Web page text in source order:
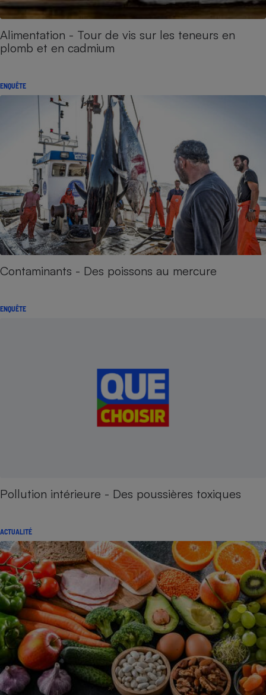
Alimentation - Tour de vis sur les teneurs en
plomb et en cadmium
ENQUÊTE
Contaminants - Des poissons au mercure
ENQUÊTE
Pollution intérieure - Des poussières toxiques
ACTUALITÉ